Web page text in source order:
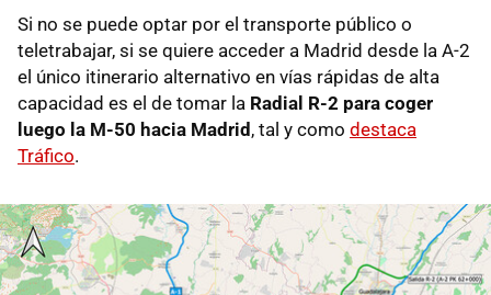
Si no se puede optar por el transporte público o
teletrabajar, si se quiere acceder a Madrid desde la A-2
el único itinerario alternativo en vías rápidas de alta
capacidad es el de tomar la Radial R-2 para coger
luego la M-50 hacia Madrid, tal y como destaca
Tráfico.